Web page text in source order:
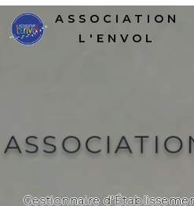
ASSOCIATION
L'ENVOL
Gestionnaire